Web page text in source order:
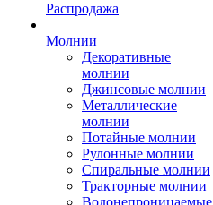
Распродажа
Молнии
Декоративные
молнии
Джинсовые молнии
Металлические
молнии
Потайные молнии
Рулонные молнии
Спиральные молнии
Тракторные молнии
Водонепроницаемые